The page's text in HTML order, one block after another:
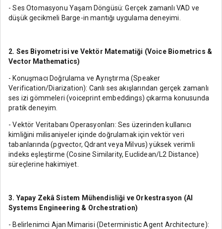
- Ses Otomasyonu Yaşam Döngüsü: Gerçek zamanlı VAD ve
düşük gecikmeli Barge-in mantığı uygulama deneyimi.
2. Ses Biyometrisi ve Vektör Matematiği (Voice Biometrics &
Vector Mathematics)
- Konuşmacı Doğrulama ve Ayrıştırma (Speaker
Verification/Diarization): Canlı ses akışlarından gerçek zamanlı
ses izi gömmeleri (voiceprint embeddings) çıkarma konusunda
pratik deneyim.
- Vektör Veritabanı Operasyonları: Ses üzerinden kullanıcı
kimliğini milisaniyeler içinde doğrulamak için vektör veri
tabanlarında (pgvector, Qdrant veya Milvus) yüksek verimli
indeks eşleştirme (Cosine Similarity, Euclidean/L2 Distance)
süreçlerine hakimiyet.
3. Yapay Zekâ Sistem Mühendisliği ve Orkestrasyon (AI
Systems Engineering & Orchestration)
- Belirlenimci Ajan Mimarisi (Deterministic Agent Architecture):